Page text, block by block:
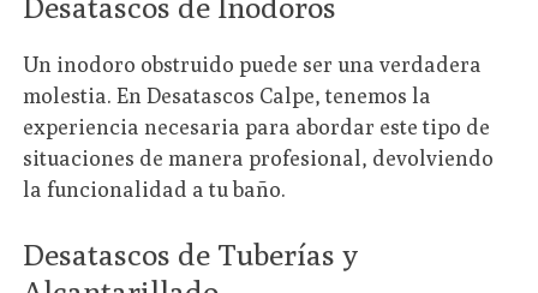
Un inodoro obstruido puede ser una verdadera
molestia. En Desatascos Calpe, tenemos la
experiencia necesaria para abordar este tipo de
situaciones de manera profesional, devolviendo
la funcionalidad a tu baño.
Desatascos de Tuberías y